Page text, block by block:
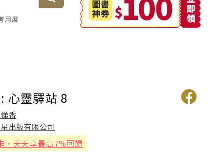
用展
心靈驛站 8
香
出版有限公司
，天天享最高7%回饋